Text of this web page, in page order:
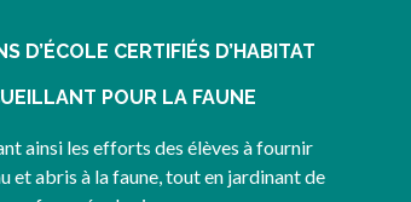
D’ÉCOLE CERTIFIÉS D’HABITAT
POUR LA FAUNE
ainsi les efforts des élèves à fournir
et abris à la faune, tout en jardinant de